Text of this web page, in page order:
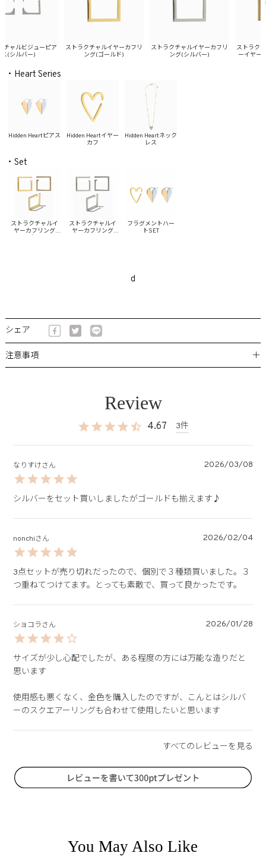
ャルビジューピア
シルバー)
ストラクチャルイヤーカフリ
ング(ゴールド)
ストラクチャルイヤーカフリ
ング(シルバー)
ストラクチ
ーイヤーカ
・Heart Series
Hidden Heartピアス
Hidden Heartイヤー
カフ
Hidden Heartネック
レス
・Set
ストラクチャルイ
ヤーカフリング
ストラクチャルイ
ヤーカフリング
フラグメントハー
トSET
d
シェア
注意事項 ＋
4.67 3
なりすけ 2026/03/08
シルバーをセット買いしましたがゴールドも揃えます♪
nonchi 2026/02/04
3点セットが売り切れだったので、個別で３種類買いました。３
つ重ねてつけてます。とっても素敵で、買って良かったです。
ショコラ 2026/01/28
サイズが少し心配でしたが、ある程度の方には万能な造りだと
思います
使用感も悪くなく、金色を購入したのですが、こんとはシルバ
ーのスクエアーリングも合わせて使用したいと思います
You May Also Like